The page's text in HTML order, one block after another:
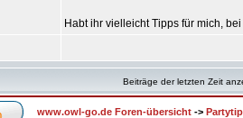
Habt ihr vielleicht Tipps für mich,
Beiträge der letzten Zeit
www.owl-go.de Foren-übersicht ->